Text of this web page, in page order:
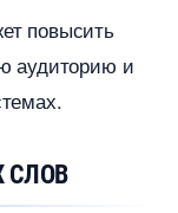
повысить
аудиторию и
СЛО